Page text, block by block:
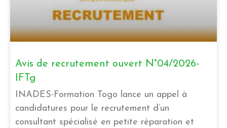
Avis de recrutement ouvert N°04/2026-
IFTg
INADES-Formation Togo lance un appel à
candidatures pour le recrutement d’un
consultant spécialisé en petite réparation et